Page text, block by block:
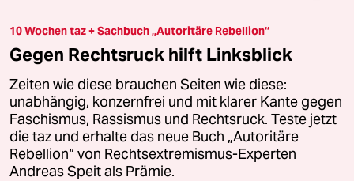
10 Wochen taz + Sachbuch „Autoritäre Rebellion“
Gegen Rechtsruck hilft Linksblick
Zeiten wie diese brauchen Seiten wie diese:
unabhängig, konzernfrei und mit klarer Kante gegen
Faschismus, Rassismus und Rechtsruck. Teste jetzt
die taz und erhalte das neue Buch „Autoritäre
Rebellion“ von Rechtsextremismus-Experten
Andreas Speit als Prämie.